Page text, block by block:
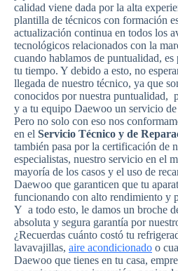
calidad viene dada por la alta
plantilla de técnicos con formación
actualización continua en todos los
tecnológicos relacionados con la
cuando hablamos de puntualidad, es
tu tiempo. Y debido a esto, no
llegada de nuestro técnico, ya que
conocidos por nuestra puntualidad,
y a tu equipo Daewoo un servicio
Pero no solo con eso nos
en el Servicio Técnico y de
también pasa por la certificación de
especialistas, nuestro servicio en el
mayoría de los casos y el uso de
Daewoo que garanticen que tu
funcionando con alto rendimiento y
Y a todo esto, le damos un broche
absoluta y segura garantía por
¿Recuerdas cuánto costó tu
lavavajillas, aire acondicionado o
Daewoo que tienes en tu casa,